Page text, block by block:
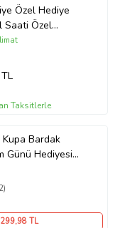
Özel Hediye
Taksitlerle
Bardak
Günü Hediyesi
Babaya
Kardeşe
Yıl Dönümü
299,98 TL